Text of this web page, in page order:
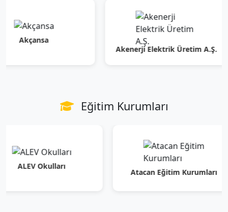
Akenerji Elektrik Üretim A.Ş.
Eğitim Kurumları
Okulları
Atacan Eğitim Kurumları